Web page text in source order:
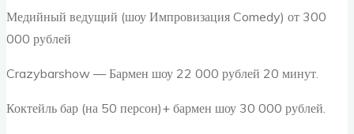
Медийный ведущий (шоу Импровизация Comedy) от 300
000 рублей
Crazybarshow — Бармен шоу 22 000 рублей 20 минут.
Коктейль бар (на 50 персон)+ бармен шоу 30 000 рублей.